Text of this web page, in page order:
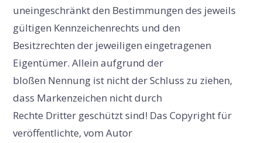
uneingeschränkt den Bestimmungen des jeweils
gültigen Kennzeichenrechts und den
Besitzrechten der jeweiligen eingetragenen
Eigentümer. Allein aufgrund der
bloßen Nennung ist nicht der Schluss zu ziehen,
dass Markenzeichen nicht durch
Rechte Dritter geschützt sind! Das Copyright für
veröffentlichte, vom Autor